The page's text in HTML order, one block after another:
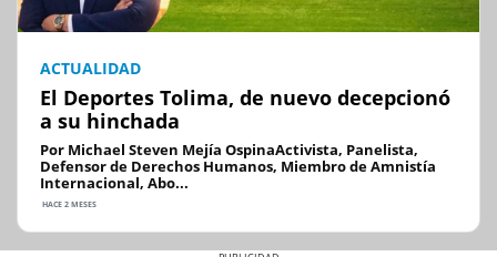
ACTUALIDAD
El Deportes Tolima, de nuevo decepcionó
a su hinchada
Por Michael Steven Mejía OspinaActivista, Panelista,
Defensor de Derechos Humanos, Miembro de Amnistía
Internacional, Abo...
HACE 2 MESES